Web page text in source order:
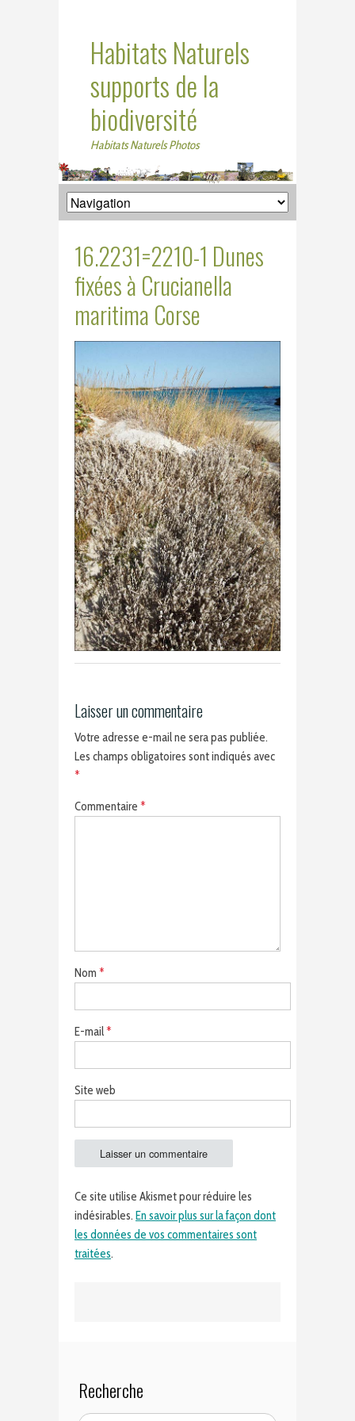
Habitats Naturels
supports de la
biodiversité
Habitats Naturels Photos
16.2231=2210-1 Dunes
fixées à Crucianella
maritima Corse
Laisser un commentaire
Votre adresse e-mail ne sera pas publiée.
Les champs obligatoires sont indiqués avec
*
Commentaire *
Nom *
E-mail*
Site web
Ce site utilise Akismet pour réduire les
indésirables. En savoir plus sur la façon dont
les données de vos commentaires sont
traitées.
Recherche